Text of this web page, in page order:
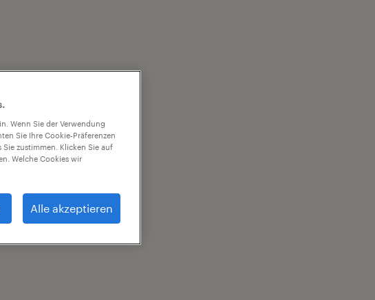
Wenn Sie der Verwendung
Sie Ihre Cookie-Präferenzen
zustimmen. Klicken Sie auf
Welche Cookies wir
Alle akzeptieren